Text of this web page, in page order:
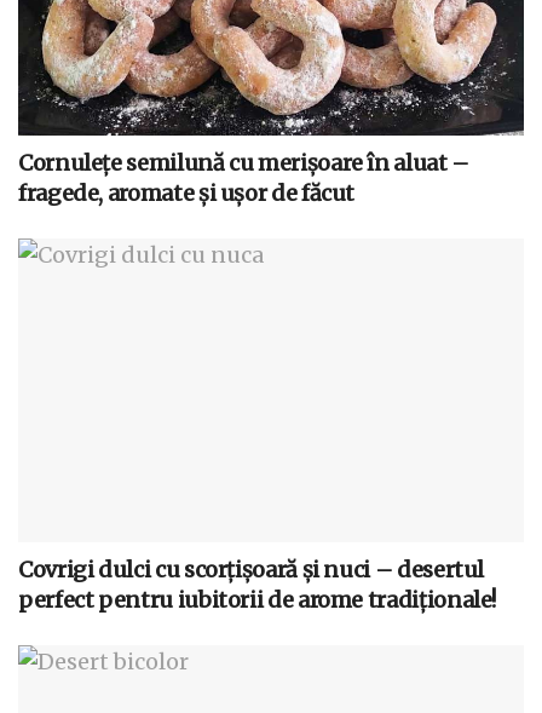
Cornulețe semilună cu merișoare în aluat –
fragede, aromate și ușor de făcut
Covrigi dulci cu scorțișoară și nuci – desertul
perfect pentru iubitorii de arome tradiționale!